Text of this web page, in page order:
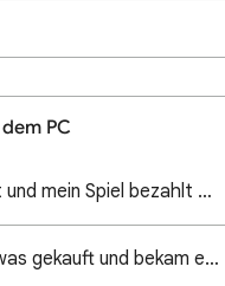
PC
Ich habe gepokert und mein Spiel bezahlt wurde gleich von meinem Bankkonto abgebucht
Habe viegeszerh was gekauft und bekam es nicht Mal